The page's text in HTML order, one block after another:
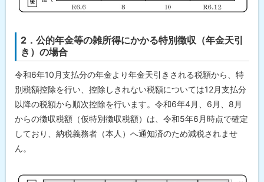
【
そ
他
の
注
意
事
項
】
問
合
わ
せ
先
担
2．公的年金等の雑所得にかかる特別徴収（年金天引
き）の場合
令和6年10月支払分の年金より年金天引きされる税額から、特
別税額控除を行い、控除しきれない税額については12月支払分
以降の税額から順次控除を行います。令和6年4月、6月、8月
からの徴収税額（仮特別徴収税額）は、令和5年6月時点で確定
しており、納税義務者（本人）へ通知済のため減税されませ
ん。